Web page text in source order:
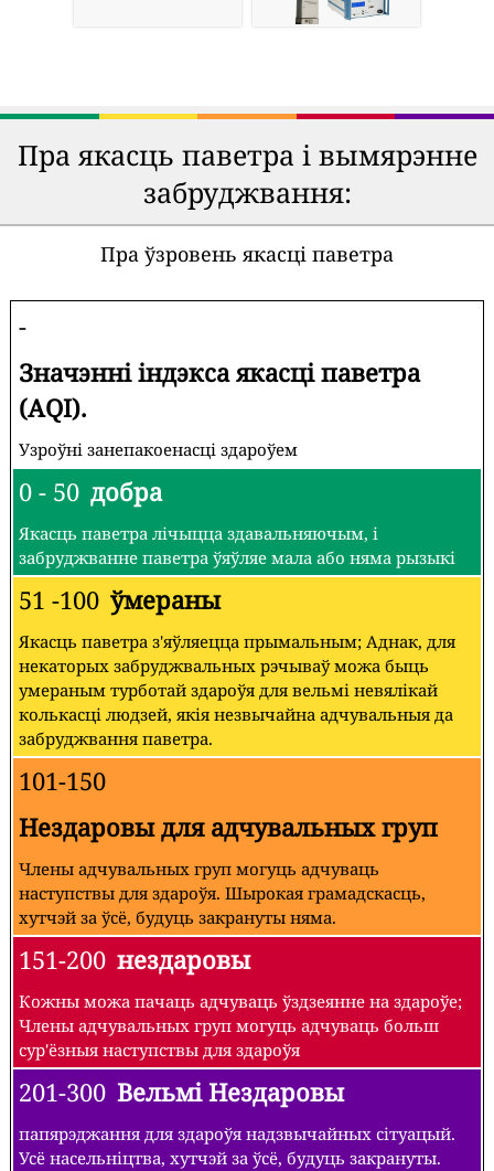
Пра якасць паветра і вымярэнне
забруджвання:
Пра ўзровень якасці паветра
-
Значэнні індэкса якасці паветра
(AQI).
Узроўні занепакоенасці здароўем
0 - 50 добра
Якасць паветра лічыцца здавальняючым, і
забруджванне паветра ўяўляе мала або няма рызыкі
51 -100 ўмераны
Якасць паветра з'яўляецца прымальным; Аднак, для
некаторых забруджвальных рэчываў можа быць
умераным турботай здароўя для вельмі невялікай
колькасці людзей, якія незвычайна адчувальныя да
забруджвання паветра.
101-150
Нездаровы для адчувальных груп
Члены адчувальных груп могуць адчуваць
наступствы для здароўя. Шырокая грамадскасць,
хутчэй за ўсё, будуць закрануты няма.
151-200 нездаровы
Кожны можа пачаць адчуваць ўздзеянне на здароўе;
Члены адчувальных груп могуць адчуваць больш
сур'ёзныя наступствы для здароўя
201-300 Вельмі Нездаровы
папярэджання для здароўя надзвычайных сітуацый.
Усё насельніцтва, хутчэй за ўсё, будуць закрануты.